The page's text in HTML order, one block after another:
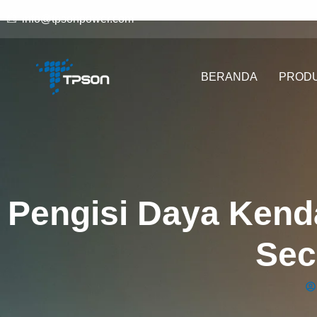
info@tpsonpower.com
BERANDA
Pengisi Daya